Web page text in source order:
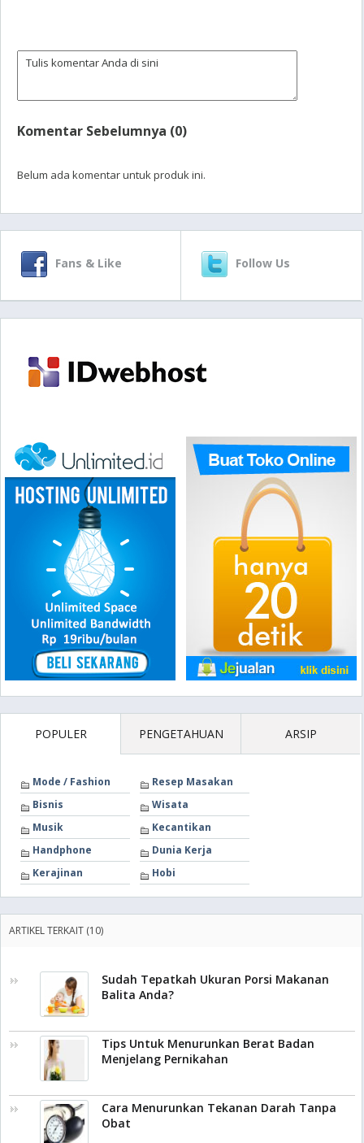
Komentar Sebelumnya (0)
Belum ada komentar untuk produk ini.
Fans & Like Follow Us
POPULER PENGETAHUAN ARSIP
Mode / Fashion
Resep Masakan
Bisnis
Wisata
Musik
Kecantikan
Handphone
Dunia Kerja
Kerajinan
Hobi
ARTIKEL TERKAIT (10)
Sudah Tepatkah Ukuran Porsi Makanan
Balita Anda?
Tips Untuk Menurunkan Berat Badan
Menjelang Pernikahan
Cara Menurunkan Tekanan Darah Tanpa
Obat